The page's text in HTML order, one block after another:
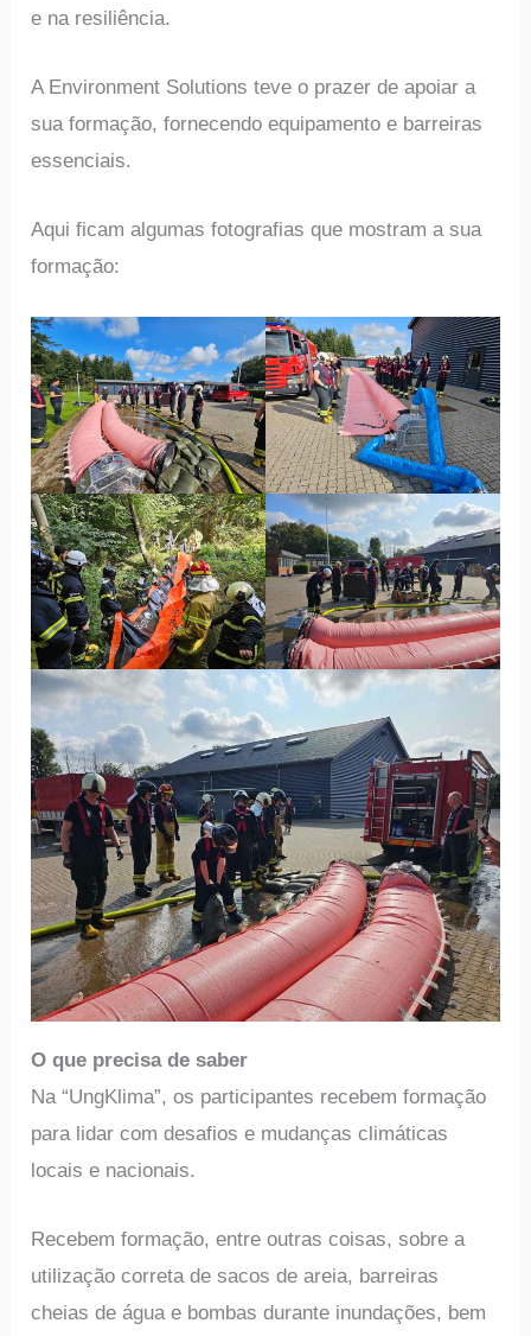
e na resiliência.
A Environment Solutions teve o prazer de apoiar a
sua formação, fornecendo equipamento e barreiras
essenciais.
Aqui ficam algumas fotografias que mostram a sua
formação:
O que precisa de saber
Na “UngKlima”, os participantes recebem formação
para lidar com desafios e mudanças climáticas
locais e nacionais.
Recebem formação, entre outras coisas, sobre a
utilização correta de sacos de areia, barreiras
cheias de água e bombas durante inundações, bem